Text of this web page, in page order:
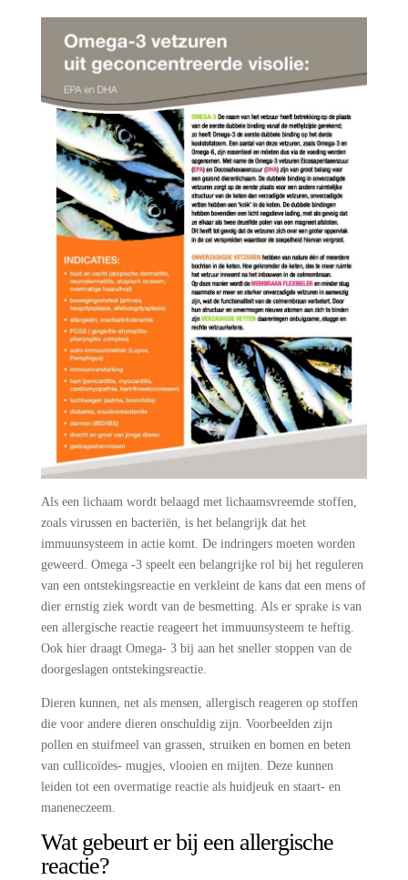
Als een lichaam wordt belaagd met lichaamsvreemde stoffen,
zoals virussen en bacteriën, is het belangrijk dat het
immuunsysteem in actie komt. De indringers moeten worden
geweerd. Omega -3 speelt een belangrijke rol bij het reguleren
van een ontstekingsreactie en verkleint de kans dat een mens of
dier ernstig ziek wordt van de besmetting. Als er sprake is van
een allergische reactie reageert het immuunsysteem te heftig.
Ook hier draagt Omega- 3 bij aan het sneller stoppen van de
doorgeslagen ontstekingsreactie.
Dieren kunnen, net als mensen, allergisch reageren op stoffen
die voor andere dieren onschuldig zijn. Voorbeelden zijn
pollen en stuifmeel van grassen, struiken en bomen en beten
van cullicoïdes- mugjes, vlooien en mijten. Deze kunnen
leiden tot een overmatige reactie als huidjeuk en staart- en
maneneczeem.
Wat gebeurt er bij een allergische
reactie?